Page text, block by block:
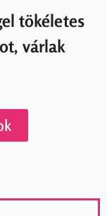
tökéletes
várlak